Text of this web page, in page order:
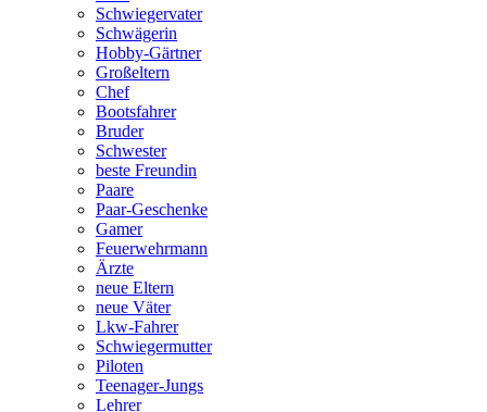
Schwiegervater
Schwägerin
Hobby-Gärtner
Großeltern
Chef
Bootsfahrer
Bruder
Schwester
beste Freundin
Paare
Paar-Geschenke
Gamer
Feuerwehrmann
Ärzte
neue Eltern
neue Väter
Lkw-Fahrer
Schwiegermutter
Piloten
Teenager-Jungs
Lehrer